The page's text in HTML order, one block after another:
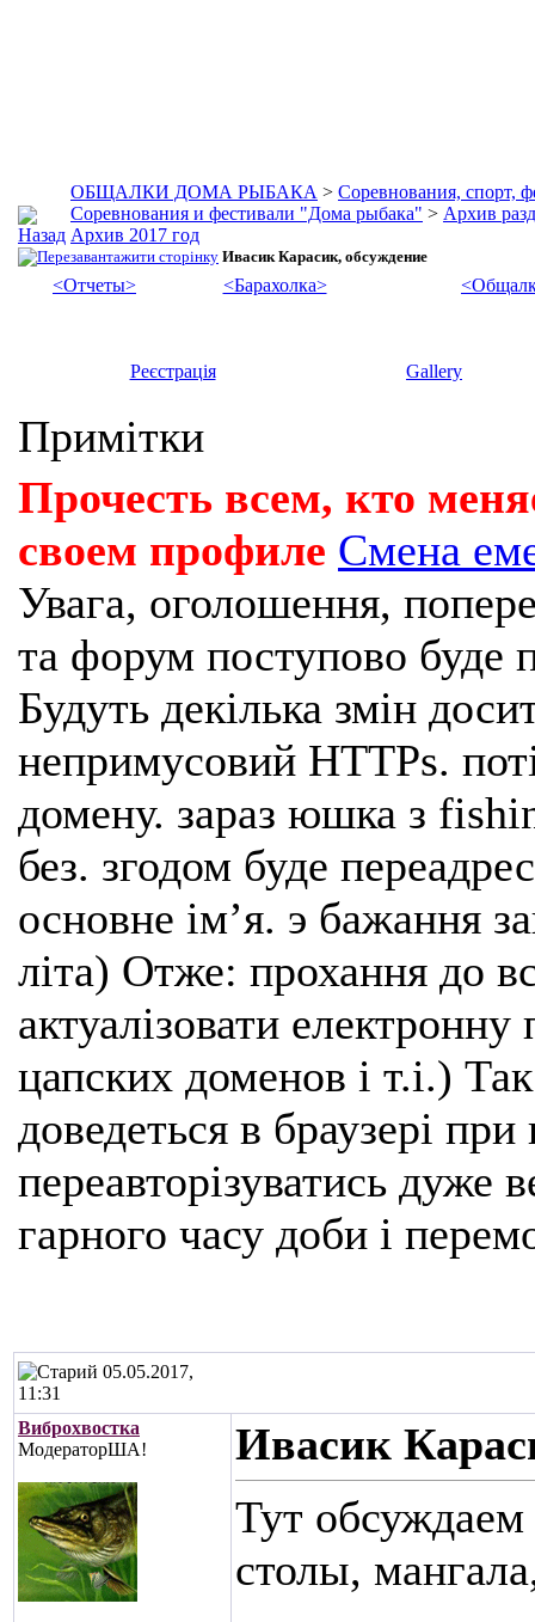
ОБЩАЛКИ ДОМА РЫБАКА > Соревнования, спорт,
Соревнования и фестивали "Дома рыбака" > Архив
Архив 2017 год
Ивасик Карасик, обсуждение
<Отчеты> <Барахолка>
Реєстрація Gallery
Примітки
Прочесть всем, кто
своем профиле Смена
Увага, оголошення,
та форум поступово буде
Будуть декілька змін
непримусовий HTTPs.
домену. зараз юшка з
без. згодом буде
основне імʼя. э бажання
літа) Отже: прохання до
актуалізовати
цапских доменов і т.і.)
доведеться в браузері
переавторізуватись
гарного часу доби і
05.05.2017,
11:31
Виброхвостка
МодераторША!
Ивасик
Тут
столы,